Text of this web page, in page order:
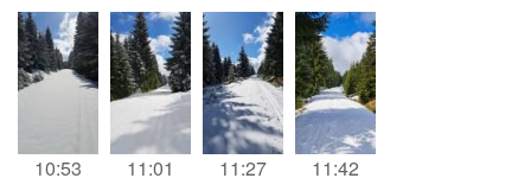
10:53 11:01 11:27 11:42